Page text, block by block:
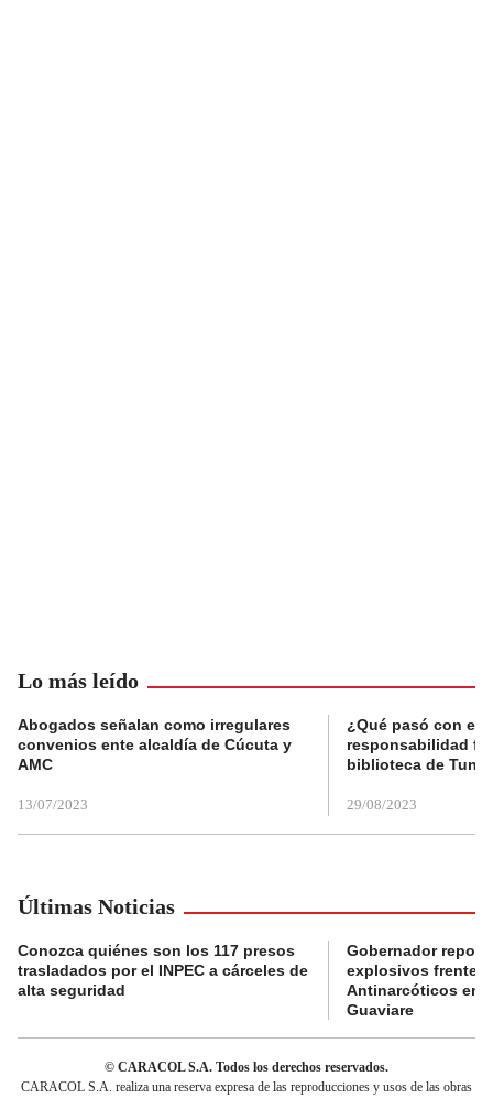
Lo más leído
Abogados señalan como irregulares
convenios ente alcaldía de Cúcuta y
AMC
13/07/2023
¿Qué pasó con el
responsabilidad
biblioteca de
29/08/2023
Últimas Noticias
Conozca quiénes son los 117 presos
trasladados por el INPEC a cárceles de
alta seguridad
Gobernador
explosivos frente a
Antinarcóticos en
Guaviare
© CARACOL S.A. Todos los derechos reservados.
CARACOL S.A. realiza una reserva expresa de las reproducciones y usos de las obras